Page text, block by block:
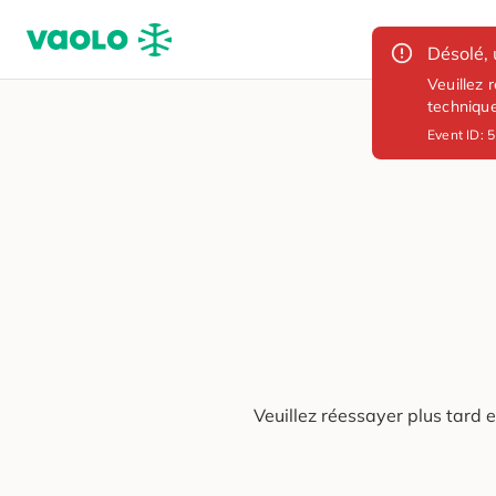
Désolé,
Veuillez
Event ID:
Veuillez réessayer plus tard